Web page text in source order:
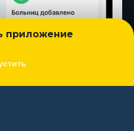
приложение